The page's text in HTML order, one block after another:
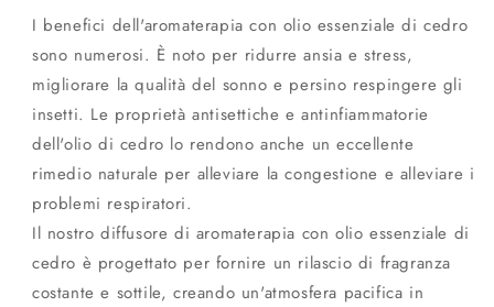
I benefici dell'aromaterapia con olio essenziale di cedro
sono numerosi. È noto per ridurre ansia e stress,
migliorare la qualità del sonno e persino respingere gli
insetti. Le proprietà antisettiche e antinfiammatorie
dell'olio di cedro lo rendono anche un eccellente
rimedio naturale per alleviare la congestione e alleviare i
problemi respiratori.
Il nostro diffusore di aromaterapia con olio essenziale di
cedro è progettato per fornire un rilascio di fragranza
costante e sottile, creando un'atmosfera pacifica in